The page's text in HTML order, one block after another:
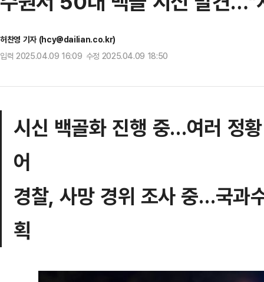
허찬영 기자 (hcy@dailian.co.kr)
입력 2025.04.09 16:09 수정 2025.04.09 18:50
시신 백골화 진행 중…여러 정
어
경찰, 사망 경위 조사 중…국과
획